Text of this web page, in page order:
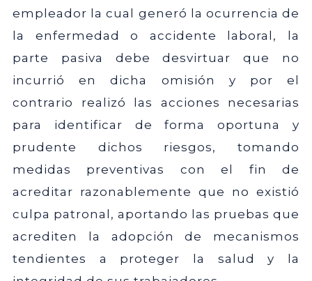
empleador la cual generó la ocurrencia de
la enfermedad o accidente laboral, la
parte pasiva debe desvirtuar que no
incurrió en dicha omisión y por el
contrario realizó las acciones necesarias
para identificar de forma oportuna y
prudente dichos riesgos, tomando
medidas preventivas con el fin de
acreditar razonablemente que no existió
culpa patronal, aportando las pruebas que
acrediten la adopción de mecanismos
tendientes a proteger la salud y la